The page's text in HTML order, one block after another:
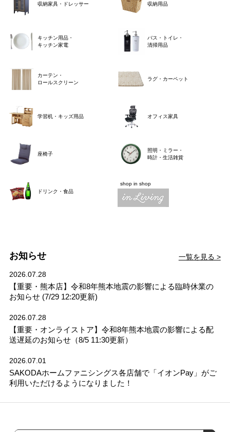
収納家具・ドレッサー 収納用品
キッチン用品・
キッチン家電
バス・トイレ・
清掃用品
カーテン・
ロールスクリーン
ラグ・カーペット
学習机・キッズ用品 オフィス家具
座椅子
照明・ミラー・
時計・生活雑貨
ドリンク・食品
shop in shop
お知らせ 一覧を見る >
2026.07.28
【重要・熊本店】令和8年熊本地震の影響による臨時休業の
お知らせ (7/29 12:20更新)
2026.07.28
【重要・オンライストア】令和8年熊本地震の影響による配
送遅延のお知らせ（8/5 11:30更新）
2026.07.01
SAKODAホームファニシングス各店舗で「イオンPay」がご
利用いただけるようになりました！